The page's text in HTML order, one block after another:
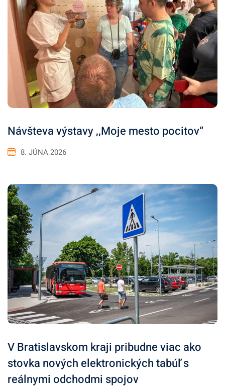
Návšteva výstavy ,,Moje mesto pocitov“
8. JÚNA 2026
V Bratislavskom kraji pribudne viac ako
stovka nových elektronických tabúľ s
reálnymi odchodmi spojov